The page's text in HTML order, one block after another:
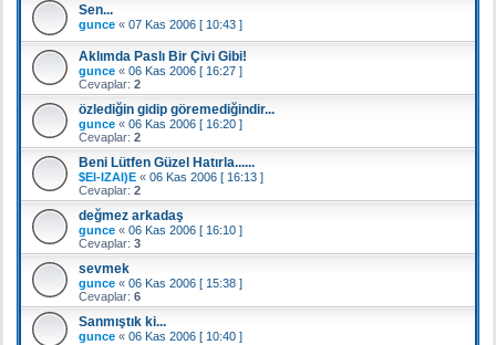
Sen...
gunce « 07 Kas 2006 [ 10:43 ]
Aklımda Paslı Bir Çivi Gibi!
gunce « 06 Kas 2006 [ 16:27 ]
Cevaplar: 2
özlediğin gidip göremediğindir...
gunce « 06 Kas 2006 [ 16:20 ]
Cevaplar: 2
Beni Lütfen Güzel Hatırla......
$EI-IZAI)E « 06 Kas 2006 [ 16:13 ]
Cevaplar: 2
değmez arkadaş
gunce « 06 Kas 2006 [ 16:10 ]
Cevaplar: 3
sevmek
gunce « 06 Kas 2006 [ 15:38 ]
Cevaplar: 6
Sanmıştık ki...
gunce « 06 Kas 2006 [ 10:40 ]